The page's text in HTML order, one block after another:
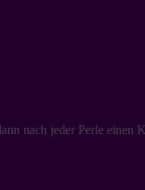
nach jeder Perle einen